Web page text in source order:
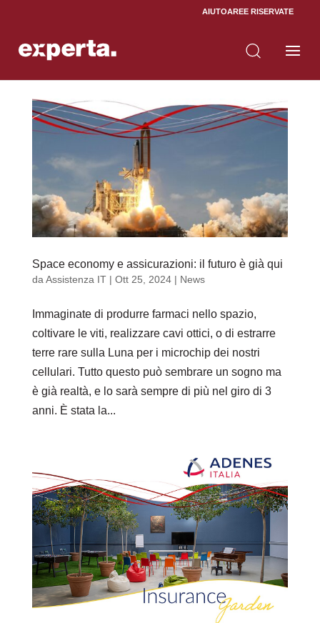
AIUTOAREE RISERVATE
Space economy e assicurazioni: il futuro è già qui
da Assistenza IT| Ott 25, 2024| News
Immaginate di produrre farmaci nello spazio,
coltivare le viti, realizzare cavi ottici, o di estrarre
terre rare sulla Luna per i microchip dei nostri
cellulari. Tutto questo può sembrare un sogno ma
è già realtà, e lo sarà sempre di più nel giro di 3
anni. È stata la...